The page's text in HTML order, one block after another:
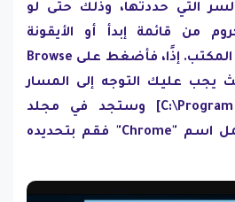
التي حددتها، وذلك حتى لو
من قائمة إبدأ أو الأيقونة
المختصرة على سطح المكتب. إذًا، فأضغط على Browse
يجب عليك التوجه إلى المسار
[C:\Program Files (x86)\Google] وستجد في مجلد
Google مجلد أخر يعمل اسم "Chrome" فقم بتحديده